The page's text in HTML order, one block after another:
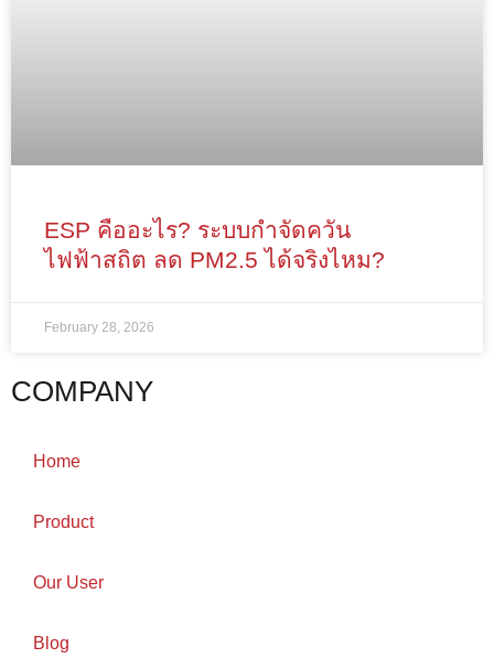
ESP คืออะไร? ระบบกำจัดควัน
ไฟฟ้าสถิต ลด PM2.5 ได้จริงไหม?
February 28, 2026
COMPANY
Home
Product
Our User
Blog